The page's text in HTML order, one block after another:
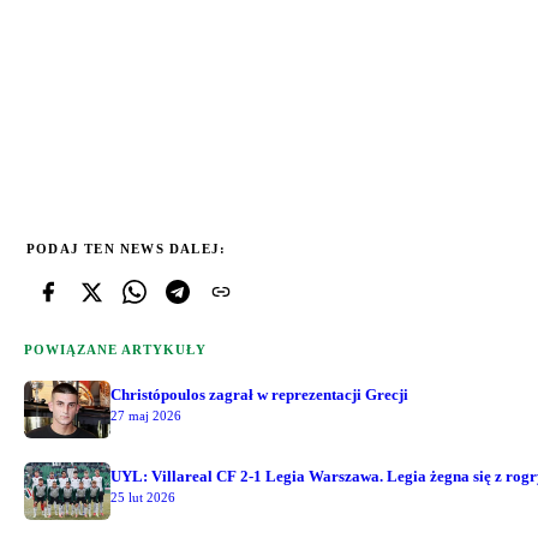
PODAJ TEN NEWS DALEJ:
POWIĄZANE ARTYKUŁY
Christópoulos zagrał w reprezentacji Grecji
27 maj 2026
UYL: Villareal CF 2-1 Legia Warszawa. Legia żegna się z
25 lut 2026